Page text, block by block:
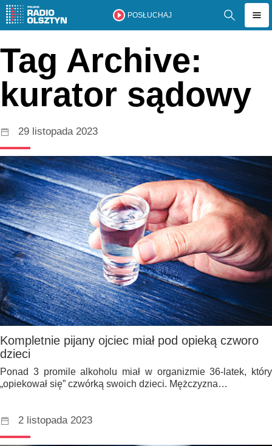
POSŁUCHAJ
Tag Archive:
kurator sądowy
29 listopada 2023
Kompletnie pijany ojciec miał pod opieką czworo
dzieci
Ponad 3 promile alkoholu miał w organizmie 36-latek, który
„opiekował się” czwórką swoich dzieci. Mężczyzna…
2 listopada 2023